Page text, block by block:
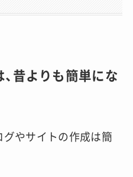
昔よりも簡単にな
グやサイトの作成は簡